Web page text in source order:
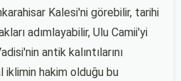
Kalesi'ni görebilir, tarihi
adımlayabilir, Ulu Camii'yi
antik kalıntılarını
iklimin hakim olduğu bu